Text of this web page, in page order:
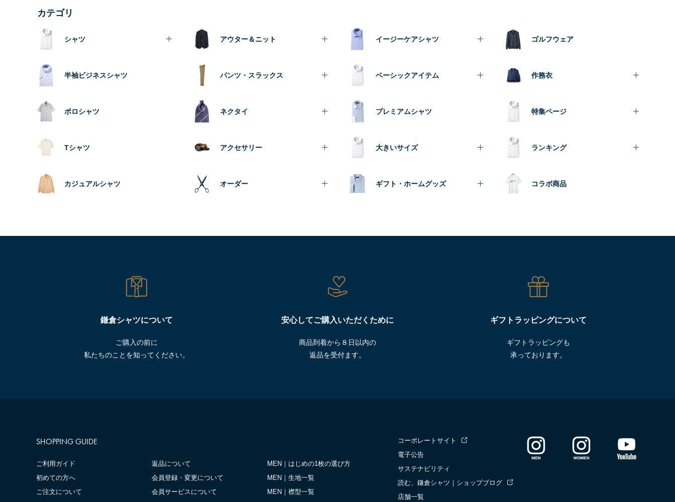
カテゴリ
シャツ
半袖ビジネスシャツ
ポロシャツ
Tシャツ
カジュアルシャツ
アウター＆ニット
パンツ・スラックス
ネクタイ
アクセサリー
オーダー
イージーケアシャツ
ベーシックアイテム
プレミアムシャツ
大きいサイズ
ギフト・ホームグッズ
ゴルフウェア
作務衣
特集ページ
ランキング
コラボ商品
鎌倉シャツについて
ご購入の前に
私たちのことを知ってください。
安心してご購入いただくために
商品到着から８日以内の
返品を受付ます。
ギフトラッピングについて
ギフトラッピングも
承っております。
SHOPPING GUIDE
ご利用ガイド
初めての方へ
ご注文について
返品について
会員登録・変更について
会員サービスについて
MEN｜はじめの1枚の選び方
MEN｜生地一覧
MEN｜襟型一覧
コーポレートサイト
電子公告
サステナビリティ
読む、鎌倉シャツ｜ショップブログ
店舗一覧